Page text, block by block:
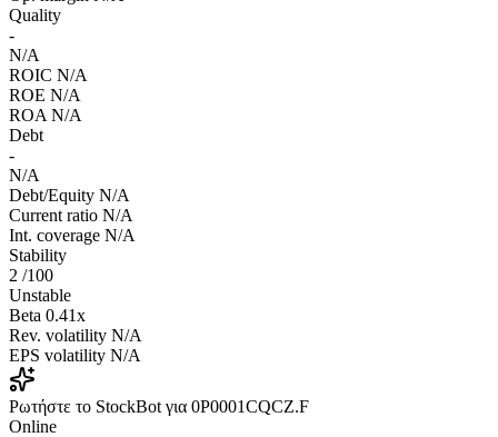
Quality
-
N/A
ROIC N/A
ROE N/A
ROA N/A
Debt
-
N/A
Debt/Equity N/A
Current ratio N/A
Int. coverage N/A
Stability
2 /100
Unstable
Beta 0.41x
Rev. volatility N/A
EPS volatility N/A
Ρωτήστε το StockBot για 0P0001CQCZ.F
Online